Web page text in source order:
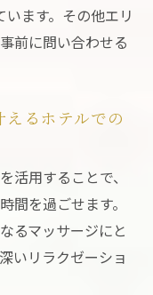
ます。その他エリ
前に問い合わせる
えるホテルでの
活用することで、
間を過ごせます。
るマッサージにと
いリラクゼーショ